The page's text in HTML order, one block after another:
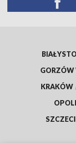
GORZÓW
KRAKÓW